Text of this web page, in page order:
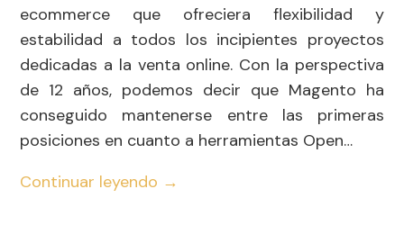
ecommerce que ofreciera flexibilidad y
estabilidad a todos los incipientes proyectos
dedicadas a la venta online. Con la perspectiva
de 12 años, podemos decir que Magento ha
conseguido mantenerse entre las primeras
posiciones en cuanto a herramientas Open…
Continuar leyendo →